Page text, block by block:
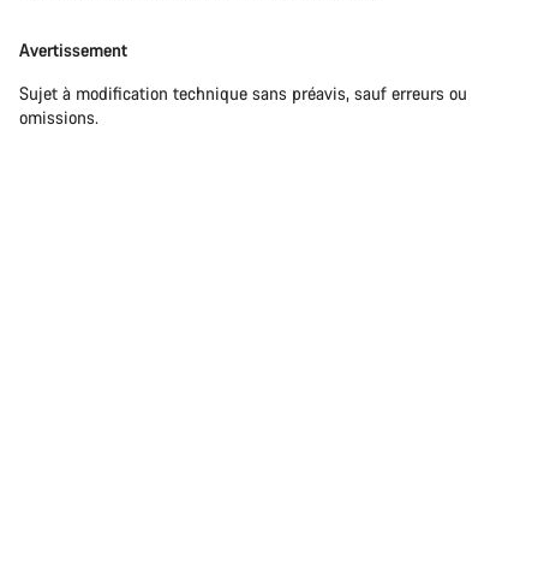
Avertissement
Sujet à modification technique sans préavis, sauf erreurs ou
omissions.